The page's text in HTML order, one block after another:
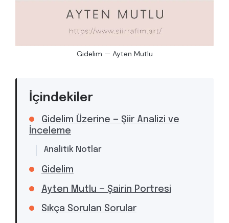
Gidelim — Ayten Mutlu
İçindekiler
Gidelim Üzerine — Şiir Analizi ve
İnceleme
Analitik Notlar
Gidelim
Ayten Mutlu — Şairin Portresi
Sıkça Sorulan Sorular